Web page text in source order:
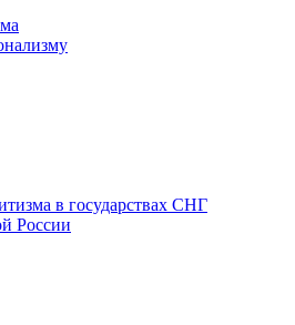
в государствах СНГ
России